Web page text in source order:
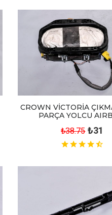
CROWN VİCTORİA
PARÇA YOLCU
₺38.75 ₺31